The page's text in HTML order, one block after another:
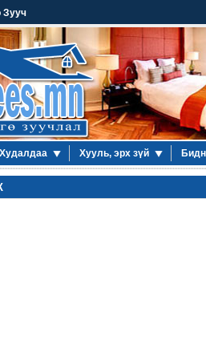
Зууч
Худалдаа Хууль, эрх зүй